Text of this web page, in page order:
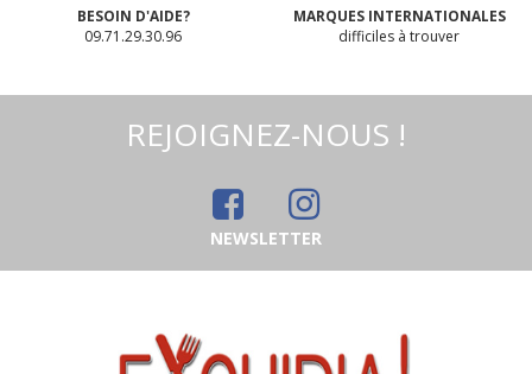
BESOIN D'AIDE?
09.71.29.30.96
MARQUES INTERNATIONALES
difficiles à trouver
REJOIGNEZ-NOUS !
NEWSLETTER